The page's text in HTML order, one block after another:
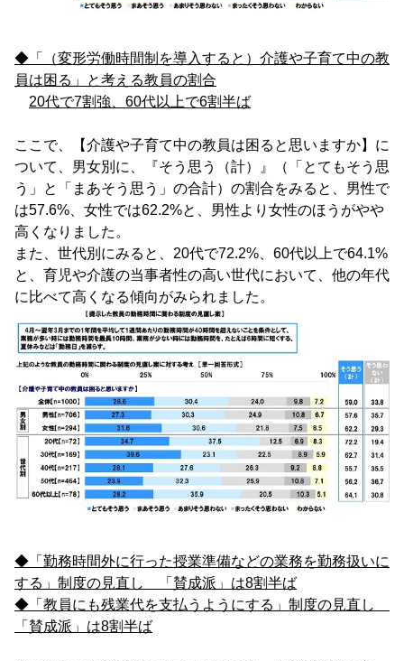
◆「（変形労働時間制を導入すると）介護や子育て中の教
員は困る」と考える教員の割合
20代で7割強、60代以上で6割半ば
ここで、【介護や子育て中の教員は困ると思いますか】に
ついて、男女別に、『そう思う（計）』（「とてもそう思
う」と「まあそう思う」の合計）の割合をみると、男性で
は57.6%、女性では62.2%と、男性より女性のほうがやや
高くなりました。
また、世代別にみると、20代で72.2%、60代以上で64.1%
と、育児や介護の当事者性の高い世代において、他の年代
に比べて高くなる傾向がみられました。
◆「勤務時間外に行った授業準備などの業務を勤務扱いに
する」制度の見直し 「賛成派」は8割半ば
◆「教員にも残業代を支払うようにする」制度の見直し
「賛成派」は8割半ば